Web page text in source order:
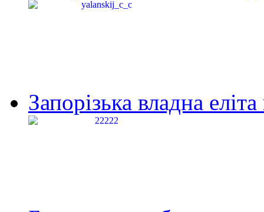
Запорізька владна